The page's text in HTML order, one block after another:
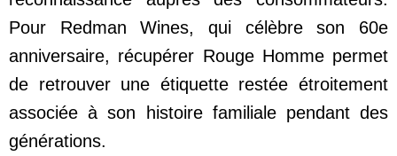
Pour Redman Wines, qui célèbre son 60e
anniversaire, récupérer Rouge Homme permet
de retrouver une étiquette restée étroitement
associée à son histoire familiale pendant des
générations.